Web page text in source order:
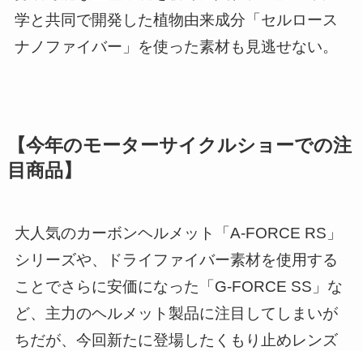
学と共同で開発した植物由来成分「セルロース
ナノファイバー」を使った素材も見逃せない。
【今年のモーターサイクルショーでの注
目商品】
大人気のカーボンヘルメット「A-FORCE RS」
シリーズや、ドライファイバー素材を使用する
ことでさらに安価になった「G-FORCE SS」な
ど、主力のヘルメット製品に注目してしまいが
ちだが、今回新たに登場したくもり止めレンズ